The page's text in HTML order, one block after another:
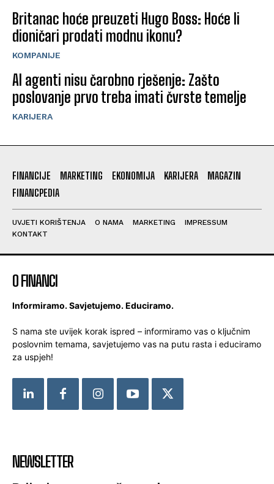
Britanac hoće preuzeti Hugo Boss: Hoće li
dioničari prodati modnu ikonu?
KOMPANIJE
AI agenti nisu čarobno rješenje: Zašto
poslovanje prvo treba imati čvrste temelje
KARIJERA
FINANCIJE MARKETING EKONOMIJA KARIJERA
MAGAZIN
FINANCPEDIA
UVJETI KORIŠTENJA O NAMA MARKETING
IMPRESSUM
KONTAKT
O FINANCI
Informiramo. Savjetujemo. Educiramo.
S nama ste uvijek korak ispred – informiramo vas o ključnim
poslovnim temama, savjetujemo vas na putu rasta i educiramo
za uspjeh!
NEWSLETTER